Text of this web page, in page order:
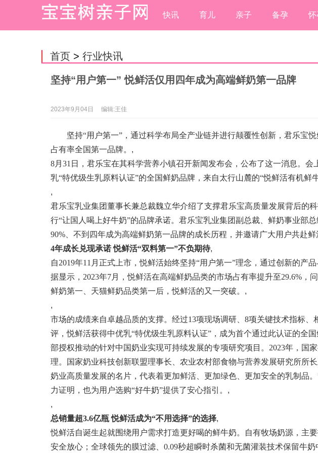
快讯 育儿 亲子 备孕 怀
首页 > 行业快讯
坚持“用户第一” 悦鲜活仅用四年成为高端鲜奶第一品牌
2023年9月04日 编辑:王佳
坚持“用户第一”，通过科学布局全产业链并进行颠覆性创新，君乐宝
占有率全国第一品牌。 ,
8月31日，君乐宝在其科学营养小镇召开新闻发布会，公布了这一消息。
乳“特优级生乳原料认证”的全国鲜奶品牌，来自太行山麓的“悦鲜活有机鲜
,
君乐宝乳业集团董事长兼总裁魏立华介绍了支撑君乐宝高质量发展背后的
行“让国人喝上好牛奶”的品牌承诺。君乐宝乳业集团副总裁、鲜奶事业部
90%、不到四年成为高端鲜奶第一品牌的成长历程，并邀请广大用户共赴鲜
4年成长兑现承诺 悦鲜活“双料第一”不负期待,
自2019年11月正式上市，悦鲜活始终坚持“用户第一”理念，通过创新的产
据显示，2023年7月，悦鲜活在高端鲜奶品类的市场占有率提升至29.6%，
鲜奶第一、天猫鲜奶品类第一后，悦鲜活的又一突破。 ,
,
市场的成绩来自卓越品质的支撑。经过13项现场调研、8项关键技术指标、
评，悦鲜活获得中优乳“特优级生乳原料认证”，成为首个通过此认证的全
部授权推动的针对中国奶业实现可持续发展的专项研究项目。2023年，国
理。国家奶业科技创新联盟理事长、农业农村部食物与营养发展研究所所
奶业高质量发展的名片，代表着更加鲜活、更加绿色、更加安全的乳制品
力证明，也为用户选购“好牛奶”提供了安心指引。 ,
,
总销量超3.6亿瓶 悦鲜活成为“不用选择”的选择,
悦鲜活自诞生起就围绕用户需求打造更好喝的鲜牛奶。自有牧场奶源，主
安全放心；全球领先的膜过滤、0.09秒超瞬时杀菌和无菌灌装技术保留牛